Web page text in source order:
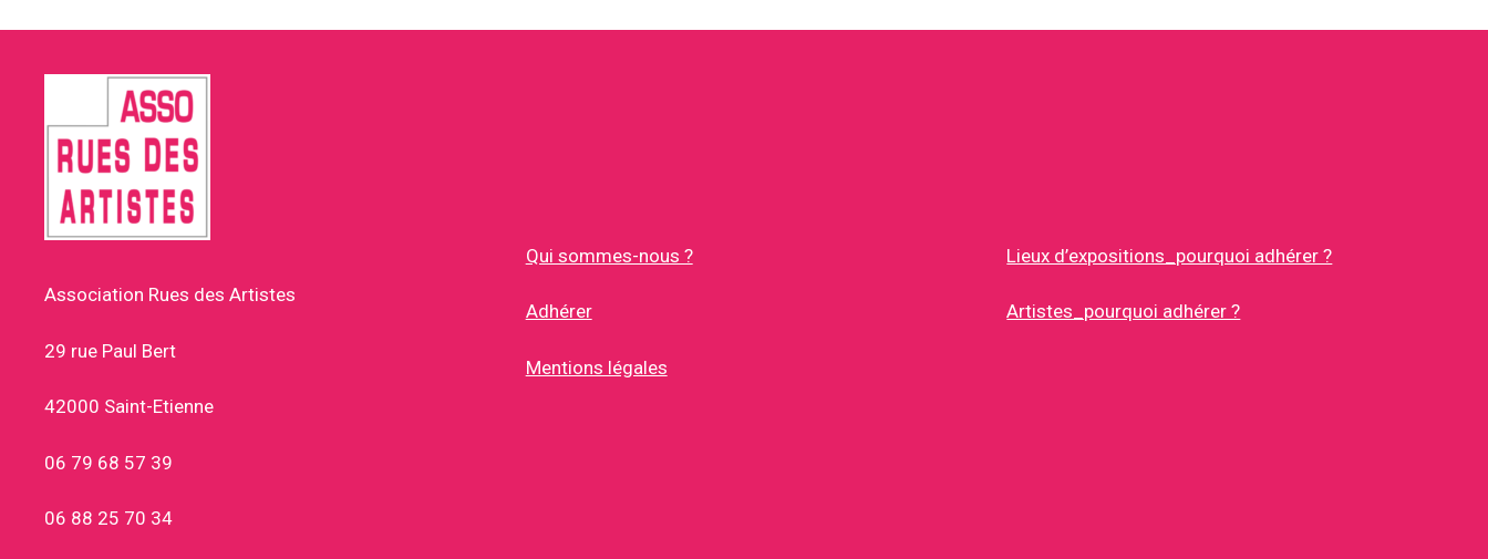
Association Rues des Artistes
29 rue Paul Bert
42000 Saint-Etienne
06 79 68 57 39
06 88 25 70 34
Qui sommes-nous ?
Adhérer
Mentions légales
Lieux d’expositions_pourquoi adhérer ?
Artistes_pourquoi adhérer ?